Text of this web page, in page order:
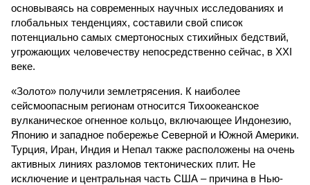
основываясь на современных научных исследованиях и
глобальных тенденциях, составили свой список
потенциально самых смертоносных стихийных бедствий,
угрожающих человечеству непосредственно сейчас, в XXI
веке.
«Золото» получили землетрясения. К наиболее
сейсмоопасным регионам относится Тихоокеанское
вулканическое огненное кольцо, включающее Индонезию,
Японию и западное побережье Северной и Южной Америки.
Турция, Иран, Индия и Непал также расположены на очень
активных линиях разломов тектонических плит. Не
исключение и центральная часть США – причина в Нью-